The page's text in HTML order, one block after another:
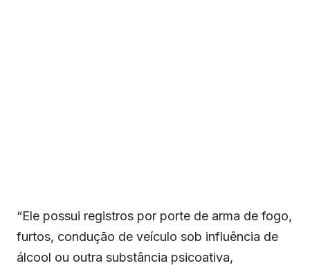
“Ele possui registros por porte de arma de fogo,
furtos, condução de veículo sob influência de
álcool ou outra substância psicoativa,